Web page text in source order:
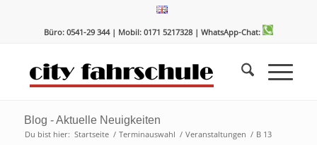
Büro: 0541-29 344 | Mobil: 0171 5217328 | WhatsApp-Chat:
Blog - Aktuelle Neuigkeiten
Du bist hier: Startseite / Terminauswahl / Veranstaltungen / B 13